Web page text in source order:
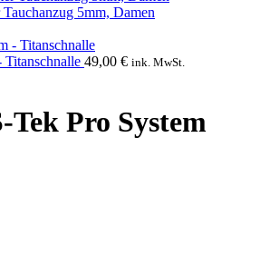
5mm, Damen
49,00 € ink. MwSt.
Tek Pro System